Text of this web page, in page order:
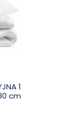
1
cm